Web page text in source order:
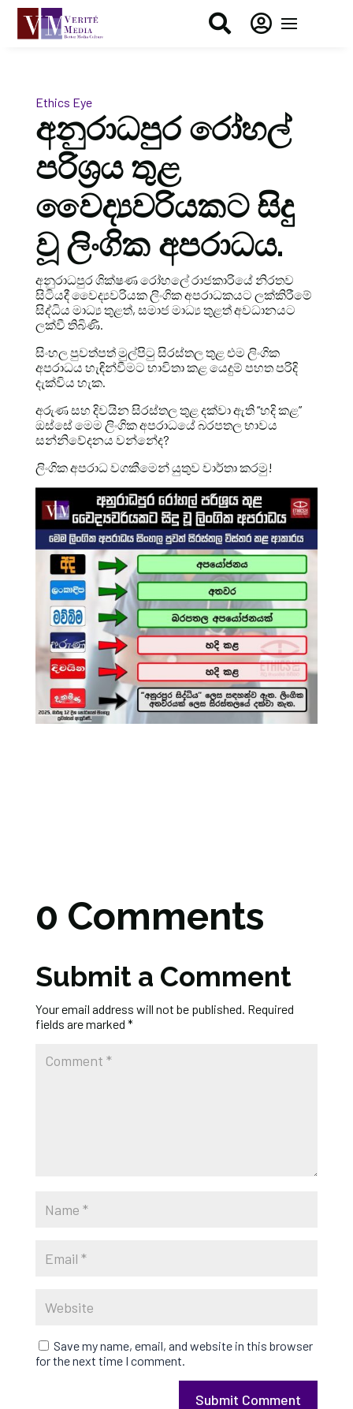
 
Ethics Eye
අනුරාධපුර රෝහල්
පරිශ්‍රය තුළ
වෛද්‍යවරියකට සිදු
වූ ලිංගික අපරාධය.
අනුරාධපුර ශික්ෂණ රෝහලේ රාජකාරියේ නිරතව
සිටියදී වෛද්‍යවරියක ලිංගික අපරාධකයට ලක්කිරීමේ
සිද්ධිය මාධ්‍ය තුළත්, සමාජ මාධ්‍ය තුළත් අවධානයට
ලක්වී තිබිණි.
සිංහල පුවත්පත් මුල්පිටු සිරස්තල තුළ එම ලිංගික
අපරාධය හැඳින්වීමට භාවිතා කළ යෙදුම් පහත පරිදි
දැක්විය හැක.
අරුණ සහ දිවයින සිරස්තල තුළ දක්වා ඇති “හදි කළ”
ඔස්සේ මෙම ලිංගික අපරාධයේ බරපතල භාවය
සන්නිවේදනය වන්නේද?
ලිංගික අපරාධ වගකීමෙන් යුතුව වාර්තා කරමු!
0 Comments
Submit a Comment
Your email address will not be published. Required
fields are marked *
Save my name, email, and website in this browser
for the next time I comment.
Submit Comment